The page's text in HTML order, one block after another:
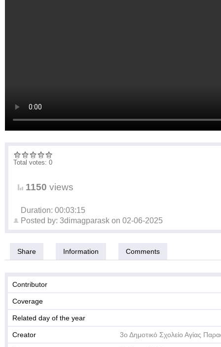
Total votes: 0
1150 views
Duration: 00:03:15
Posted by: 3dimagparask on 02-06-2025
Share Information Comments
Contributor
Coverage
Related day of the year
Creator 3ο Δημοτικό Σχολείο Αγίας